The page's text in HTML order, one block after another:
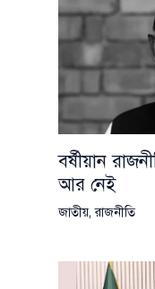
বর্ষীয়ান
আর নেই
জাতীয়,রাজনীতি